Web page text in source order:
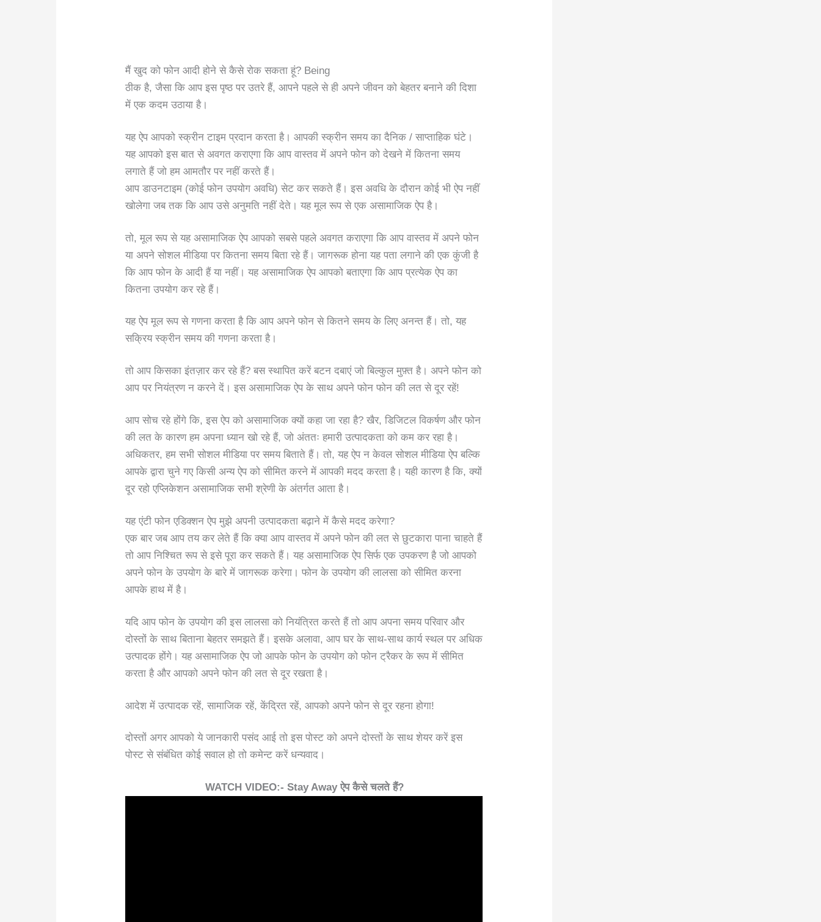
मैं खुद को फोन आदी होने से कैसे रोक सकता हूं? Being
ठीक है, जैसा कि आप इस पृष्ठ पर उतरे हैं, आपने पहले से ही अपने जीवन को बेहतर बनाने की दिशा
में एक कदम उठाया है।
यह ऐप आपको स्क्रीन टाइम प्रदान करता है। आपकी स्क्रीन समय का दैनिक / साप्ताहिक घंटे।
यह आपको इस बात से अवगत कराएगा कि आप वास्तव में अपने फोन को देखने में कितना समय
लगाते हैं जो हम आमतौर पर नहीं करते हैं।
आप डाउनटाइम (कोई फोन उपयोग अवधि) सेट कर सकते हैं। इस अवधि के दौरान कोई भी ऐप नहीं
खोलेगा जब तक कि आप उसे अनुमति नहीं देते। यह मूल रूप से एक असामाजिक ऐप है।
तो, मूल रूप से यह असामाजिक ऐप आपको सबसे पहले अवगत कराएगा कि आप वास्तव में अपने फोन
या अपने सोशल मीडिया पर कितना समय बिता रहे हैं। जागरूक होना यह पता लगाने की एक कुंजी है
कि आप फोन के आदी हैं या नहीं। यह असामाजिक ऐप आपको बताएगा कि आप प्रत्येक ऐप का
कितना उपयोग कर रहे हैं।
यह ऐप मूल रूप से गणना करता है कि आप अपने फोन से कितने समय के लिए अनन्त हैं। तो, यह
सक्रिय स्क्रीन समय की गणना करता है।
तो आप किसका इंतज़ार कर रहे हैं? बस स्थापित करें बटन दबाएं जो बिल्कुल मुफ़्त है। अपने फोन को
आप पर नियंत्रण न करने दें। इस असामाजिक ऐप के साथ अपने फोन फोन की लत से दूर रहें!
आप सोच रहे होंगे कि, इस ऐप को असामाजिक क्यों कहा जा रहा है? खैर, डिजिटल विकर्षण और फोन
की लत के कारण हम अपना ध्यान खो रहे हैं, जो अंततः हमारी उत्पादकता को कम कर रहा है।
अधिकतर, हम सभी सोशल मीडिया पर समय बिताते हैं। तो, यह ऐप न केवल सोशल मीडिया ऐप बल्कि
आपके द्वारा चुने गए किसी अन्य ऐप को सीमित करने में आपकी मदद करता है। यही कारण है कि, क्यों
दूर रहो एप्लिकेशन असामाजिक सभी श्रेणी के अंतर्गत आता है।
यह एंटी फोन एडिक्शन ऐप मुझे अपनी उत्पादकता बढ़ाने में कैसे मदद करेगा?
एक बार जब आप तय कर लेते हैं कि क्या आप वास्तव में अपने फोन की लत से छुटकारा पाना चाहते हैं
तो आप निश्चित रूप से इसे पूरा कर सकते हैं। यह असामाजिक ऐप सिर्फ एक उपकरण है जो आपको
अपने फोन के उपयोग के बारे में जागरूक करेगा। फोन के उपयोग की लालसा को सीमित करना
आपके हाथ में है।
यदि आप फोन के उपयोग की इस लालसा को नियंत्रित करते हैं तो आप अपना समय परिवार और
दोस्तों के साथ बिताना बेहतर समझते हैं। इसके अलावा, आप घर के साथ-साथ कार्य स्थल पर अधिक
उत्पादक होंगे। यह असामाजिक ऐप जो आपके फोन के उपयोग को फोन ट्रैकर के रूप में सीमित
करता है और आपको अपने फोन की लत से दूर रखता है।
आदेश में उत्पादक रहें, सामाजिक रहें, केंद्रित रहें, आपको अपने फोन से दूर रहना होगा!
दोस्तों अगर आपको ये जानकारी पसंद आई तो इस पोस्ट को अपने दोस्तों के साथ शेयर करें इस
पोस्ट से संबंधित कोई सवाल हो तो कमेन्ट करें धन्यवाद।
WATCH VIDEO:- Stay Away ऐप कैसे चलते हैं?